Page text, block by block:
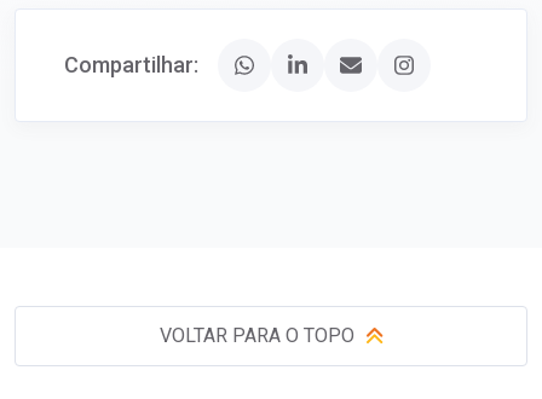
Compartilhar:
VOLTAR PARA O TOPO